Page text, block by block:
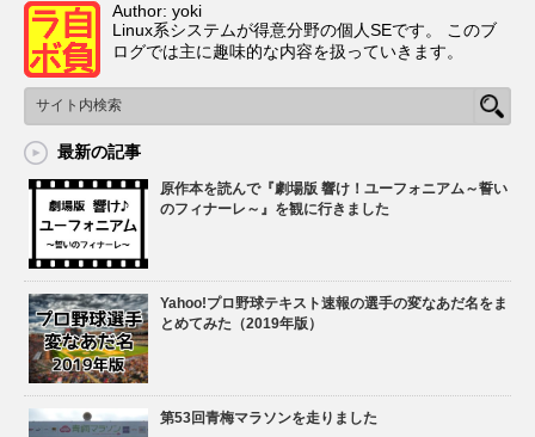
Author: yoki
Linux系システムが得意分野の個人SEです。 このブ
ログでは主に趣味的な内容を扱っていきます。
最新の記事
原作本を読んで『劇場版 響け！ユーフォニアム～誓い
のフィナーレ～』を観に行きました
Yahoo!プロ野球テキスト速報の選手の変なあだ名をま
とめてみた（2019年版）
第53回青梅マラソンを走りました